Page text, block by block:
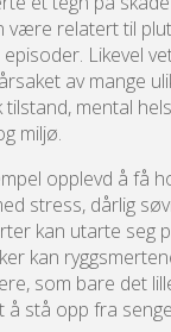
være relatert til
Likevel
av mange
mental
miljø.
opplevd å få
stress, dårlig
kan utarte seg
kan
som bare det
å stå opp fra